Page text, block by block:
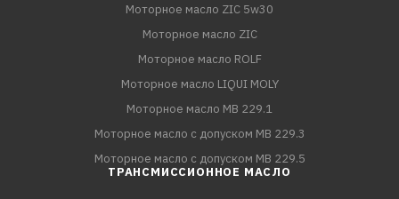
Моторное масло ZIC 5w30
Моторное масло ZIC
Моторное масло ROLF
Моторное масло LIQUI MOLY
Моторное масло MB 229.1
Моторное масло с допуском MB 229.3
Моторное масло с допуском MB 229.5
ТРАНСМИССИОННОЕ МАСЛО